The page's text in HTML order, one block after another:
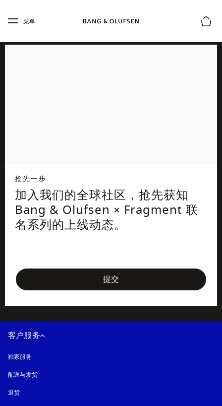
Skip to main footer
菜单
抢先一步
加入我们的全球社区，抢先获知
Bang & Olufsen × Fragment 联
名系列的上线动态。
提交
客户服务
独家服务
配送与发货
退货